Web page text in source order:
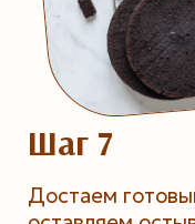
Шаг 7
Достаем